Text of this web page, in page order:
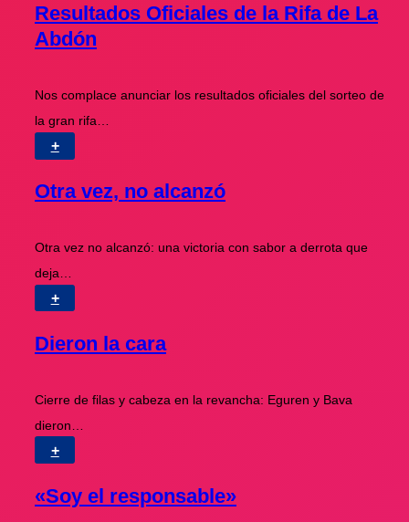
Resultados Oficiales de la Rifa de La
Abdón
Nos complace anunciar los resultados oficiales del sorteo de
la gran rifa…
+
Otra vez, no alcanzó
Otra vez no alcanzó: una victoria con sabor a derrota que
deja…
+
Dieron la cara
Cierre de filas y cabeza en la revancha: Eguren y Bava
dieron…
+
«Soy el responsable»